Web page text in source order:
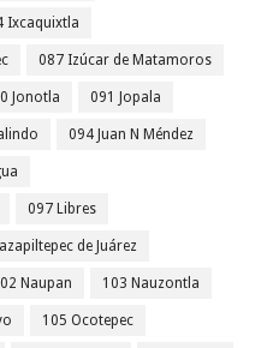
Ixcaquixtla
087 Izúcar de Matamoros
Jonotla 091 Jopala
094 Juan N Méndez
097 Libres
de Juárez
Naupan 103 Nauzontla
105 Ocotepec